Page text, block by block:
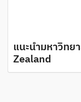
แนะนำมหาวิทย
Zealand